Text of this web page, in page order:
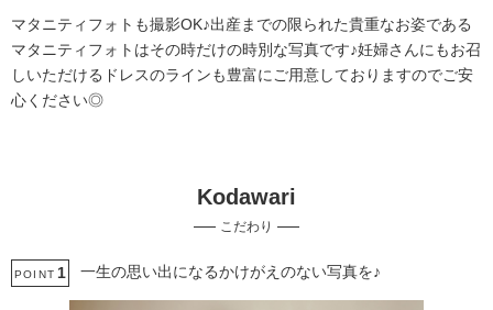
庭園での撮影
ペットと撮影
マタニティフォトも撮影OK♪出産までの限られた貴重なお姿である
マタニティフォトはその時だけの時別な写真です♪妊婦さんにもお召
しいただけるドレスのラインも豊富にご用意しておりますのでご安
心ください◎
Kodawari
こだわり
POINT 1 一生の思い出になるかけがえのない写真を♪